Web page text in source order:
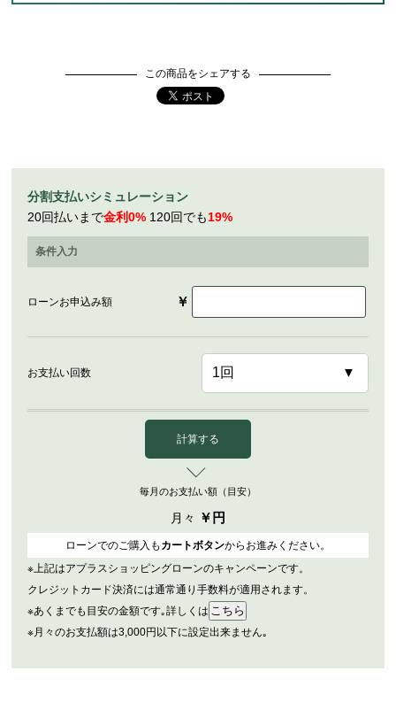
この商品をシェアする
分割支払いシミュレーション
20回払いまで金利0% 120回でも19%
条件入力
ローンお申込み額 ￥
お支払い回数
計算する
毎月のお支払い額（目安）
月々 ￥ 円
ローンでのご購入も カートボタンからお進みください。
※上記はアプラスショッピングローンのキャンペーンです。
クレジットカード決済には通常通り手数料が適用されます。
※あくまでも目安の金額です｡詳しくは
※月々のお支払額は3,000円以下に設定出来ません｡